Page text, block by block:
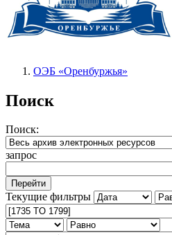
ОЭБ «Оренбуржья»
Поиск
Поиск:
запрос
Текущие фильтры